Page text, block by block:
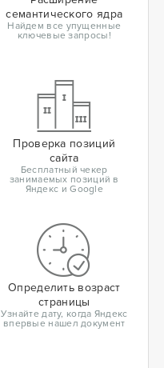
семантического ядра
Найдем все упущенные
ключевые запросы!
Проверка позиций
сайта
Бесплатный чекер
занимаемых позиций в
Яндекс и Google
Определить возраст
страницы
Узнайте дату, когда Яндекс
впервые нашел документ